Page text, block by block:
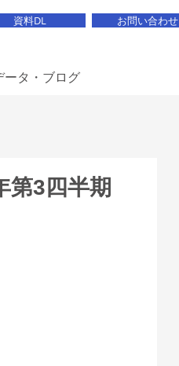
資料DL お問い合わせ
ータ・ブログ
第3四半期